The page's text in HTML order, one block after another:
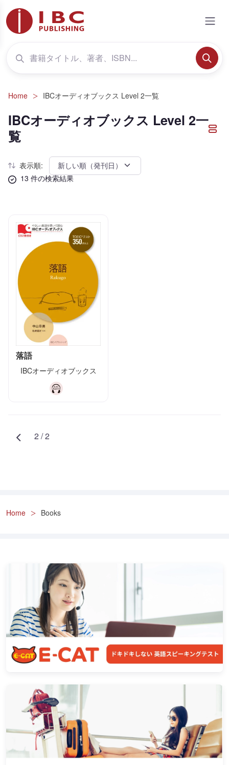
Home IBCオーディオブックス Level 2一覧
IBCオーディオブックス Level 2一
覧
表示順:
13 件の検索結果
落語
IBCオーディオブックス
2 / 2
Home Books